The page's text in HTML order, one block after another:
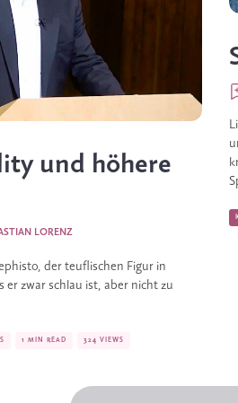
und höhere
LORENZ
der teuflischen Figur in
er zwar schlau ist, aber nicht zu
1 MIN READ 324 VIEWS